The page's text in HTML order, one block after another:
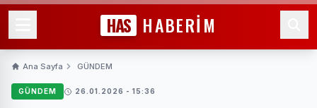
HAS HABERİM
Ana Sayfa GÜNDEM
GÜNDEM 26.01.2026 - 15:36